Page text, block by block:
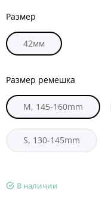
Размер
42мм
Размер ремешка
M, 145-160mm
S, 130-145mm
В наличии